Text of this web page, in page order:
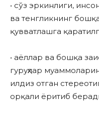
• сўз эркинлиги,
ва тенгликнинг
қувватлашга
• аёллар ва бошқа
гуруҳлар
илдиз отган
орқали ёритиб